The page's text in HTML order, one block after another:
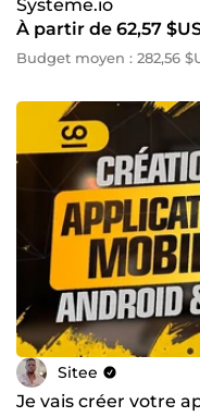
Systeme.io
À partir de 62,57
Budget moyen : 282,56
Sitee
Je vais créer votre